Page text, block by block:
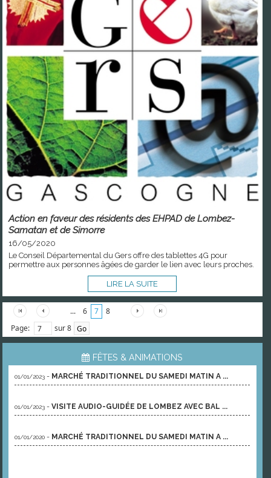
Action en faveur des résidents des EHPAD de Lombez-
Samatan et de Simorre
16/05/2020
Le Conseil Départemental du Gers offre des tablettes 4G pour
permettre aux personnes âgées de garder le lien avec leurs proches.
LIRE LA SUITE
... 6 7
8
Page:
sur 8
FÊTES & ANIMATIONS
01/01/2023 - MARCHÉ TRADITIONNEL DU SAMEDI MATIN A ...
01/01/2023 -VISITE AUDIO-GUIDÉE DE LOMBEZ AVEC BAL ...
01/01/2020 - MARCHÉ TRADITIONNEL DU SAMEDI MATIN A ...